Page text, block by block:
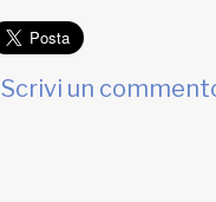
Scrivi un